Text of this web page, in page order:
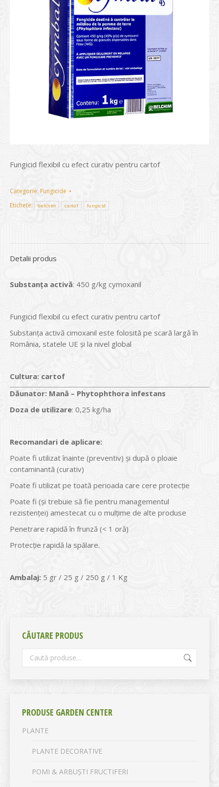
Fungicid flexibil cu efect curativ pentru cartof
Categorie: Fungicide
Etichete:
belchim cartof fungicid
Detalii produs
Substanţa activă: 450 g/kg cymoxanil
Fungicid flexibil cu efect curativ pentru cartof
Substanța activă cimoxanil este folosită pe scară largă în
România, statele UE și la nivel global
Cultura: cartof
Dăunator: Mană – Phytophthora infestans
Doza de utilizare: 0,25 kg/ha
Recomandari de aplicare:
Poate fi utilizat înainte (preventiv) și după o ploaie
contaminantă (curativ)
Poate fi utilizat pe toată perioada care cere protecție
Poate fi (și trebuie să fie pentru managementul
rezistenței) amestecat cu o mulțime de alte produse
Penetrare rapidă în frunză (< 1 oră)
Protecție rapidă la spălare.
Ambalaj: 5 gr / 25 g / 250 g / 1 Kg
CĂUTARE PRODUS
PRODUSE GARDEN CENTER
PLANTE
PLANTE DECORATIVE
POMI & ARBUȘTI FRUCTIFERI